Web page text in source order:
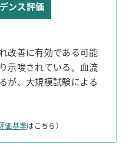
ンス評価
改善に有効である可能
示唆されている。血流
が、大規模試験による
価基準はこちら）